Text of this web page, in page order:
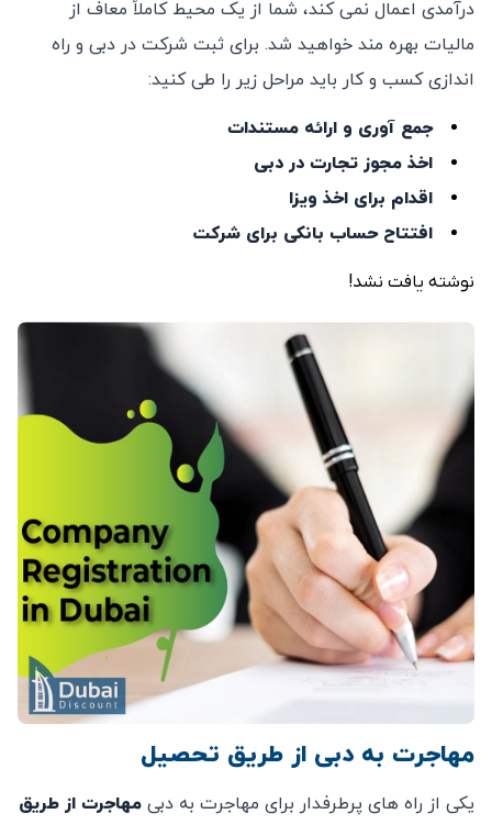
درآمدی اعمال نمی کند، شما از یک محیط کاملاً معاف از
مالیات بهره مند خواهید شد. برای ثبت شرکت در دبی و راه
اندازی کسب و کار باید مراحل زیر را طی کنید:
جمع آوری و ارائه مستندات
اخذ مجوز تجارت در دبی
اقدام برای اخذ ویزا
افتتاح حساب بانکی برای شرکت
نوشته یافت نشد!
مهاجرت به دبی از طریق تحصیل
یکی از راه های پرطرفدار برای مهاجرت به دبی مهاجرت از طریق